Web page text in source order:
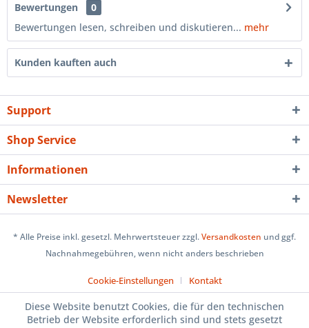
Bewertungen
0
Bewertungen lesen, schreiben und diskutieren... mehr
Kunden kauften auch
Support
Shop Service
Informationen
Newsletter
* Alle Preise inkl. gesetzl. Mehrwertsteuer zzgl.Versandkosten und ggf.
Nachnahmegebühren, wenn nicht anders beschrieben
Cookie-Einstellungen Kontakt
Diese Website benutzt Cookies, die für den technischen
Betrieb der Website erforderlich sind und stets gesetzt